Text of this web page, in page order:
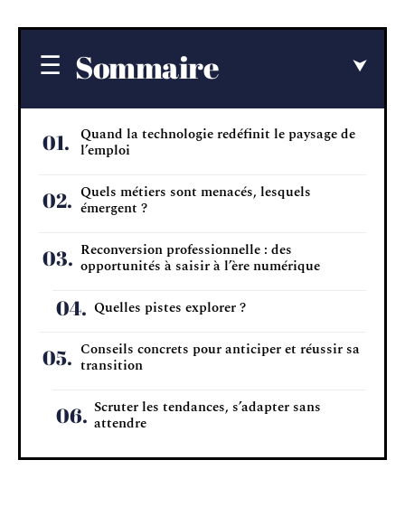
Sommaire
Quand la technologie redéfinit le paysage de
l’emploi
Quels métiers sont menacés, lesquels
émergent ?
Reconversion professionnelle : des
opportunités à saisir à l’ère numérique
Quelles pistes explorer ?
Conseils concrets pour anticiper et réussir sa
transition
Scruter les tendances, s’adapter sans
attendre